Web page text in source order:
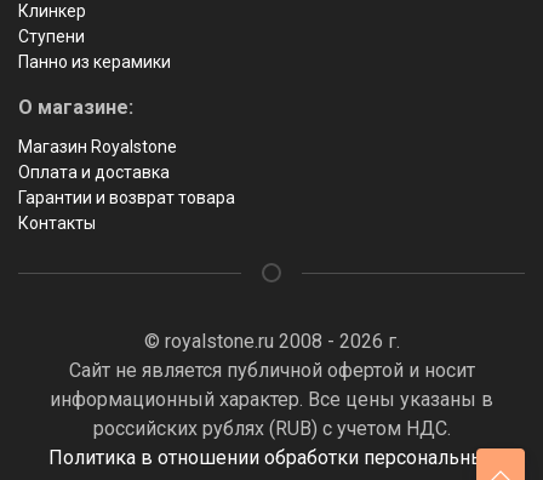
Клинкер
Ступени
Панно из керамики
О магазине:
Магазин Royalstone
Оплата и доставка
Гарантии и возврат товара
Контакты
© royalstone.ru 2008 - 2026 г.
Сайт не является публичной офертой и носит
информационный характер. Все цены указаны в
российских рублях (RUB) с учетом НДС.
Политика в отношении обработки персональных